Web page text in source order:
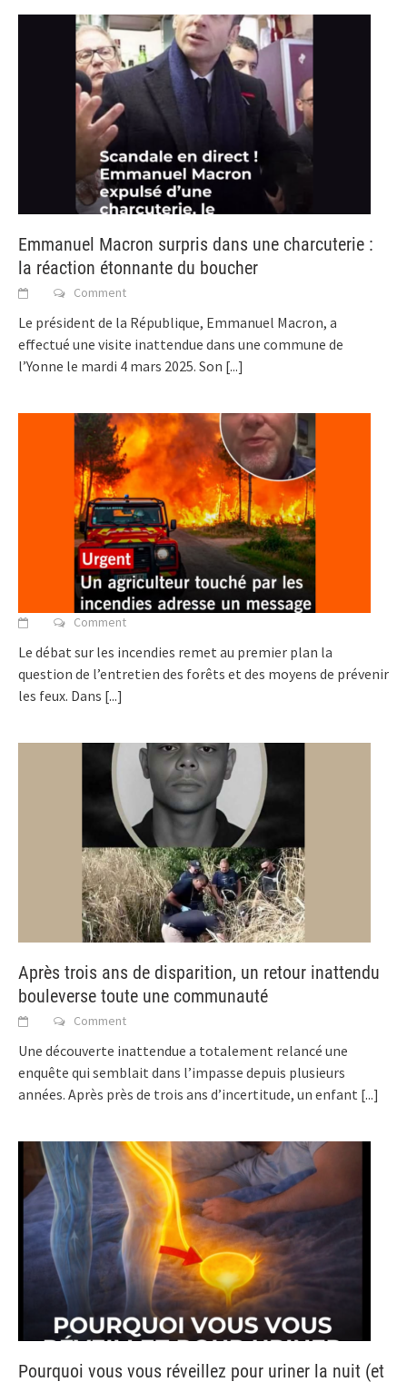
Emmanuel Macron surpris dans une charcuterie :
la réaction étonnante du boucher
Comment
Le président de la République, Emmanuel Macron, a
effectué une visite inattendue dans une commune de
l’Yonne le mardi 4 mars 2025. Son [...]
Comment
Le débat sur les incendies remet au premier plan la
question de l’entretien des forêts et des moyens de prévenir
les feux. Dans [...]
Après trois ans de disparition, un retour inattendu
bouleverse toute une communauté
Comment
Une découverte inattendue a totalement relancé une
enquête qui semblait dans l’impasse depuis plusieurs
années. Après près de trois ans d’incertitude, un enfant [...]
Pourquoi vous vous réveillez pour uriner la nuit (et